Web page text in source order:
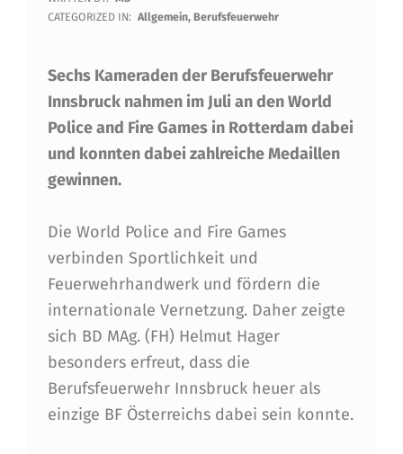
I
E
-
W
E
T
M
E
I
S
T
CATEGORIZED IN: Allgemein,Berufsfeuerwehr
Sechs Kameraden der Berufsfeuerwehr
Innsbruck nahmen im Juli an den World
Police and Fire Games in Rotterdam dabei
und konnten dabei zahlreiche Medaillen
gewinnen.
Die World Police and Fire Games
verbinden Sportlichkeit und
Feuerwehrhandwerk und fördern die
internationale Vernetzung. Daher zeigte
sich BD MAg. (FH) Helmut Hager
besonders erfreut, dass die
Berufsfeuerwehr Innsbruck heuer als
einzige BF Österreichs dabei sein konnte.